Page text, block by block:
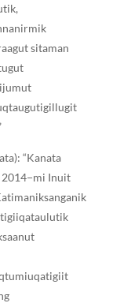
sitaman
“Kanata
Inuit